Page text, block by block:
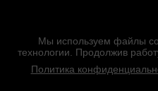
Мы используем файлы
технологии. Продолжив
Политика